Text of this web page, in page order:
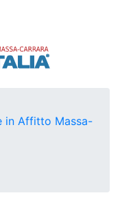
in Affitto Massa-